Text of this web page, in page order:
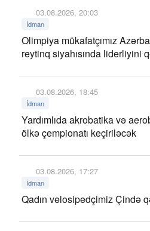
03.08.2026, 20:03
İdman
Olimpiya mükafatçımız
reytinq siyahısında liderliyini
03.08.2026, 18:45
İdman
Yardımlıda akrobatika və
ölkə çempionatı keçiriləcək
03.08.2026, 17:27
İdman
Qadın velosipedçimiz Çində